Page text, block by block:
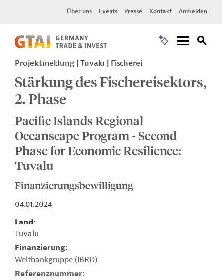
Über uns Events Presse Kontakt Anmelden
Projektmeldung Tuvalu Fischerei
Stärkung des Fischereisektors,
2. Phase
Pacific Islands Regional
Oceanscape Program - Second
Phase for Economic Resilience:
Tuvalu
Finanzierungsbewilligung
04.01.2024
Land
Tuvalu
Finanzierung
Weltbankgruppe (IBRD)
Referenznummer